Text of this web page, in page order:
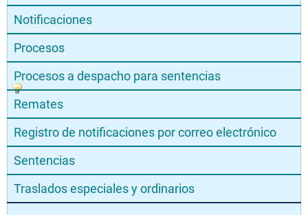
Notificaciones
Procesos
Procesos a despacho para sentencias
Remates
Registro de notificaciones por correo electrónico
Sentencias
Traslados especiales y ordinarios